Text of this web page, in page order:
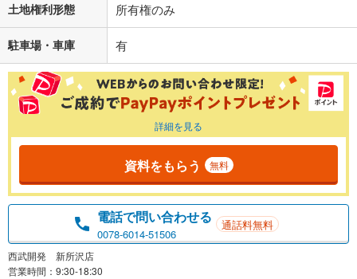
土地権利形態 所有権のみ
駐車場・車庫 有
詳細を見る
資料をもらう 無料
電話で問い合わせる
0078-6014-51506
通話料無料
西武開発 新所沢店
営業時間：9:30-18:30